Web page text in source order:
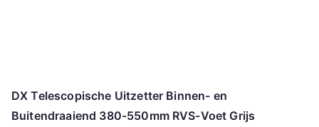
DX Telescopische Uitzetter Binnen- en
Buitendraaiend 380-550mm RVS-Voet Grijs